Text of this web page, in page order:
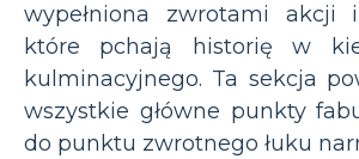
wypełniona zwrotami akcji
które pchają historię w
kulminacyjnego. Ta sekcja
wszystkie główne punkty
do punktu zwrotnego łuku